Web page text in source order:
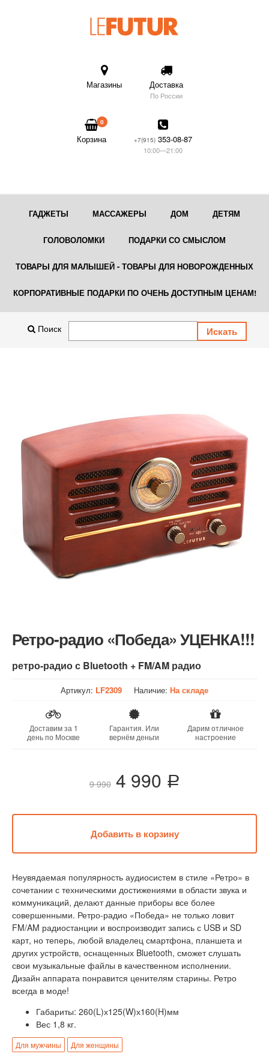
Магазины Доставка
По России
0
Корзина +7(915) 353-08-87
10:00—21:00
ГАДЖЕТЫ МАССАЖЕРЫ ДОМ ДЕТЯМ
ГОЛОВОЛОМКИ ПОДАРКИ СО СМЫСЛОМ
ТОВАРЫ ДЛЯ МАЛЫШЕЙ - ТОВАРЫ ДЛЯ НОВОРОЖДЕННЫХ
КОРПОРАТИВНЫЕ ПОДАРКИ ПО ОЧЕНЬ ДОСТУПНЫМ ЦЕНАМ!
Поиск
Ретро-радио «Победа» УЦЕНКА!!!
ретро-радио с Bluetooth + FM/AM радио
Артикул: LF2309 Наличие:На складе
Доставим за 1
день по Москве
Гарантия. Или
вернём деньги
Дарим отличное
настроение
9 990 4 990 a
Неувядаемая популярность аудиосистем в стиле «Ретро» в
сочетании с техническими достижениями в области звука и
коммуникаций, делают данные приборы все более
совершенными. Ретро-радио «Победа» не только ловит
FM/AM радиостанции и воспроизводит запись с USB и SD
карт, но теперь, любой владелец смартфона, планшета и
других устройств, оснащенных Bluetooth, сможет слушать
свои музыкальные файлы в качественном исполнении.
Дизайн аппарата понравится ценителям старины. Ретро
всегда в моде!
Габариты: 260(L)х125(W)х160(H)мм
Вес 1,8 кг.
Для мужчины Для женщины